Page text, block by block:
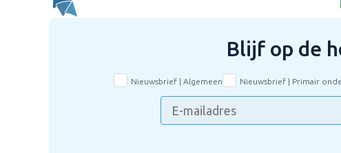
Blijf op de
Nieuwsbrief | Algemeen Nieuwsbrief | Primair